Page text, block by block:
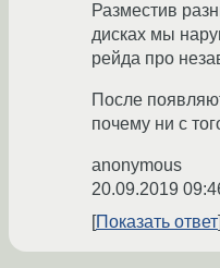
Разместив
дисках мы
рейда про
После
почему ни с
anonymous
20.09.2019
Показать ответ